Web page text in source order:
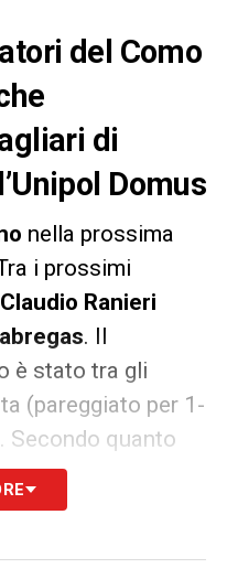
del Como
di
Domus
nella prossima
i prossimi
Claudio Ranieri
. Il
è stato tra gli
(pareggiato per 1-
Secondo quanto
, nell’amichevole di
lombarda